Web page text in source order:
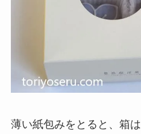
薄い紙包みをとると、箱